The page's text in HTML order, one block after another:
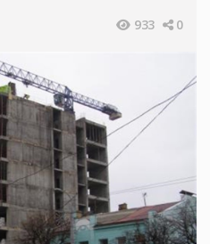
933 0